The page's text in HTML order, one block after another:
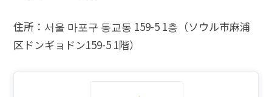
住所：서울 마포구 동교동 159-5 1층（ソウル市麻浦
区ドンギョドン159-5 1階）